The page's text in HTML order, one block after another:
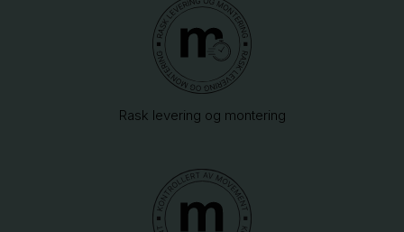
Rask levering og montering